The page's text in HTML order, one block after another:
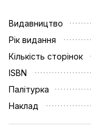
Видавництво
Рік видання
Кількість сторінок
ISBN
Палітурка
Наклад